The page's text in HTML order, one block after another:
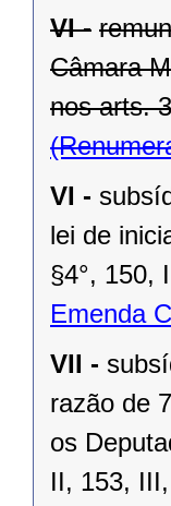
VI -
Câmara
nos arts.
VI -
lei de
§4°, 150,
Emenda
VII -
razão de
os
II, 153,